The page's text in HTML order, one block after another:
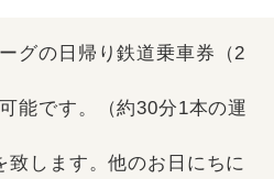
グの日帰り鉄道乗車券（2
能です。（約30分1本の運
致します。他のお日にちに